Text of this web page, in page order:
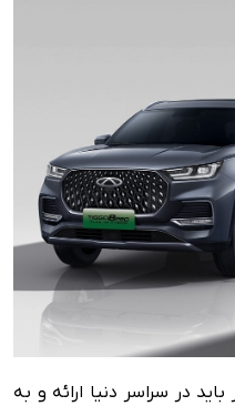
در سراسر دنیا ارائه و به